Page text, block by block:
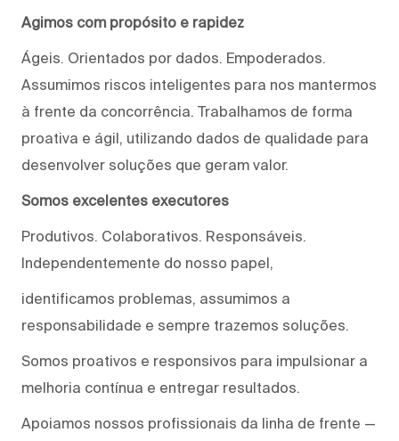
Agimos com propósito e rapidez
Ágeis. Orientados por dados. Empoderados.
Assumimos riscos inteligentes para nos mantermos
à frente da concorrência. Trabalhamos de forma
proativa e ágil, utilizando dados de qualidade para
desenvolver soluções que geram valor.
Somos excelentes executores
Produtivos. Colaborativos. Responsáveis.
Independentemente do nosso papel,
identificamos problemas, assumimos a
responsabilidade e sempre trazemos soluções.
Somos proativos e responsivos para impulsionar a
melhoria contínua e entregar resultados.
Apoiamos nossos profissionais da linha de frente —